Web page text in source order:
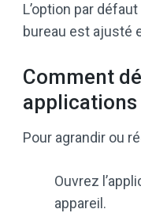
L’option par
bureau est ajusté
Comment
applications
Pour agrandir ou
Ouvrez
appareil.